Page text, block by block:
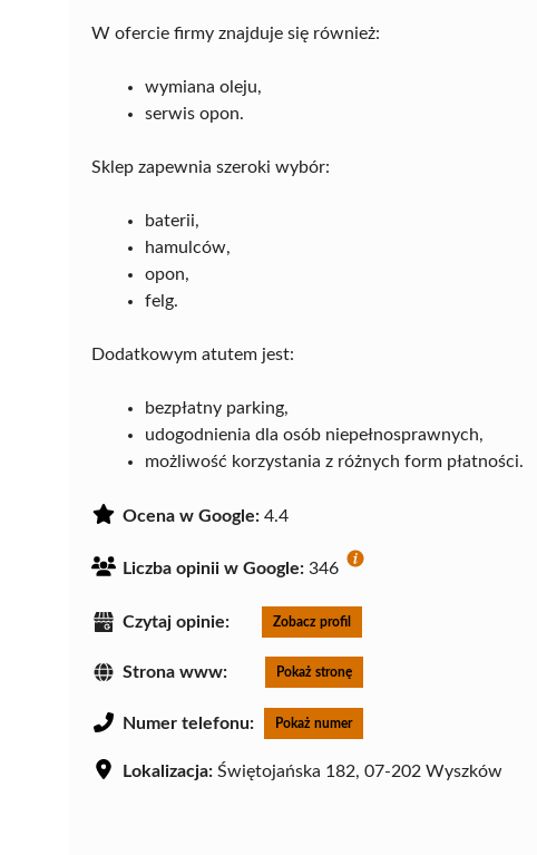
W ofercie firmy znajduje się również:
wymiana oleju,
serwis opon.
Sklep zapewnia szeroki wybór:
baterii,
hamulców,
opon,
felg.
Dodatkowym atutem jest:
bezpłatny parking,
udogodnienia dla osób niepełnosprawnych,
możliwość korzystania z różnych form płatności.
Ocena w Google: 4.4
Liczba opinii w Google: 346
Czytaj opinie: Zobacz profil
Strona www: Pokaż stronę
Numer telefonu: Pokaż numer
Lokalizacja: Świętojańska 182, 07-202 Wyszków